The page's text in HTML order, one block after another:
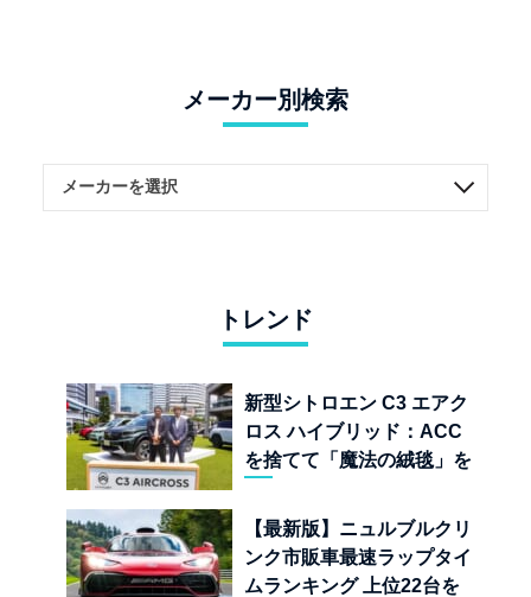
メーカー別検索
トレンド
新型シトロエン C3 エアク
ロス ハイブリッド：ACC
を捨てて「魔法の絨毯」を
児
【最新版】ニュルブルクリ
ンク市販車最速ラップタイ
ムランキング 上位22台を